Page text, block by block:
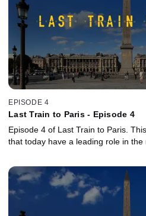
EPISODE 4
Last Train to Paris - Episode 4
Episode 4 of Last Train to Paris.
that today have a leading role in the